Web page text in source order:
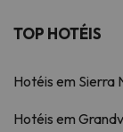
TOP HOTÉIS
Hotéis em Sierra
Hotéis em